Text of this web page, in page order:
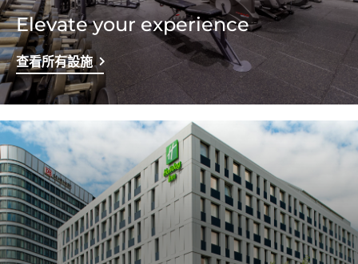
Elevate your experience
查看所有設施